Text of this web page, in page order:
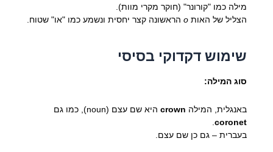
מילה כמו "קורונר" (חוקר מקרי מוות).
הצליל של האות oהראשונה קצר יחסית ונשמע כמו "או" שטוח.
שימוש דקדוקי בסיסי
סוג המילה:
באנגלית, המילה crownהיא שם עצם (noun), כמו גם
coronet
.
בעברית – גם כן שם עצם.